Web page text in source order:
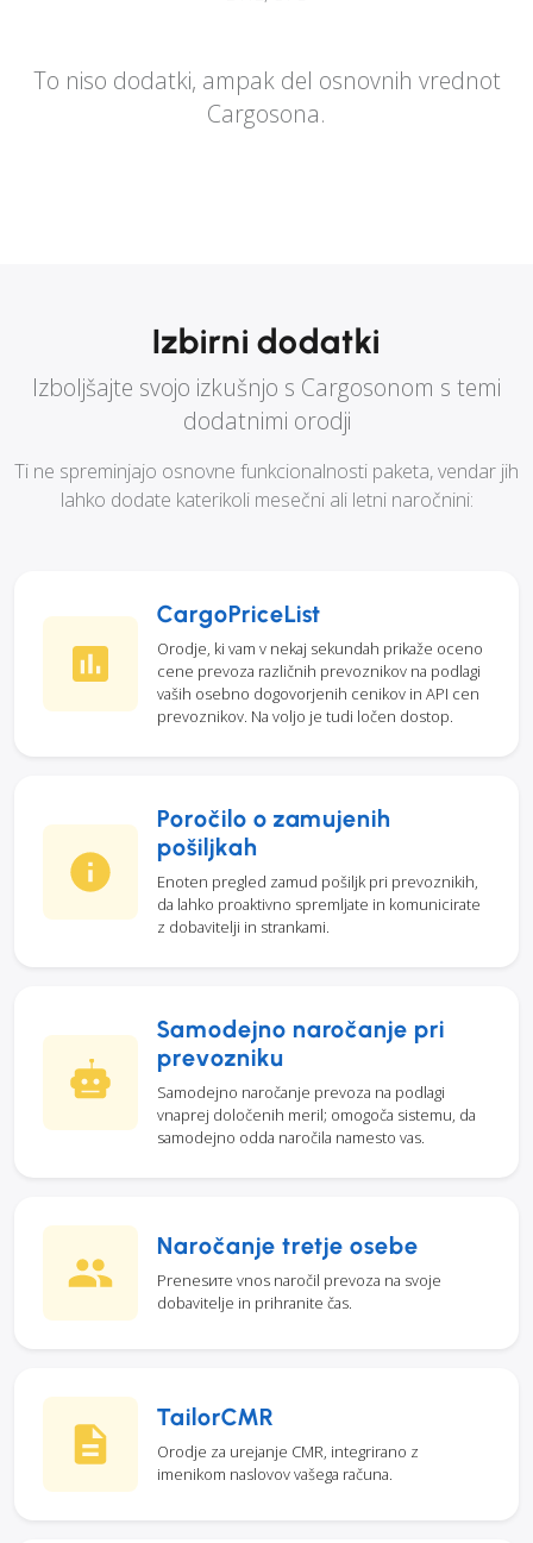
To niso dodatki, ampak del osnovnih vrednot
Cargosona.
Izbirni dodatki
Izboljšajte svojo izkušnjo s Cargosonom s temi
dodatnimi orodji
Ti ne spreminjajo osnovne funkcionalnosti paketa, vendar jih
lahko dodate katerikoli mesečni ali letni naročnini:
CargoPriceList
Orodje, ki vam v nekaj sekundah prikaže oceno
cene prevoza različnih prevoznikov na podlagi
vaših osebno dogovorjenih cenikov in API cen
prevoznikov. Na voljo je tudi ločen dostop.
Poročilo o zamujenih
pošiljkah
Enoten pregled zamud pošiljk pri prevoznikih,
da lahko proaktivno spremljate in komunicirate
z dobavitelji in strankami.
Samodejno naročanje pri
prevozniku
Samodejno naročanje prevoza na podlagi
vnaprej določenih meril; omogoča sistemu, da
samodejno odda naročila namesto vas.
Naročanje tretje osebe
Prenesите vnos naročil prevoza na svoje
dobavitelje in prihranite čas.
TailorCMR
Orodje za urejanje CMR, integrirano z
imenikom naslovov vašega računa.